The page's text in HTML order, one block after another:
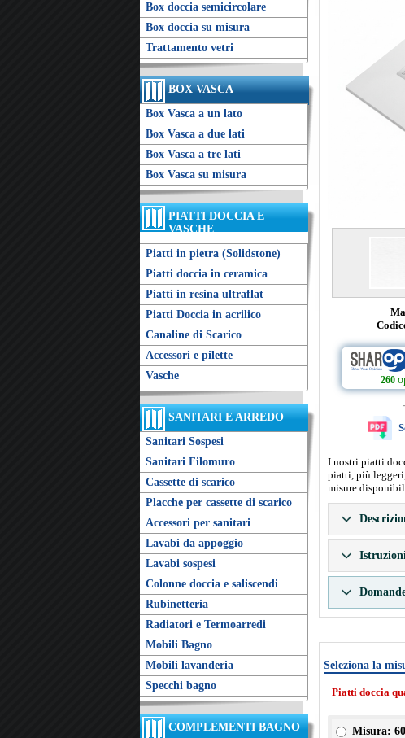
Box doccia semicircolare
Box doccia su misura
Trattamento vetri
BOX VASCA
Box Vasca a un lato
Box Vasca a due lati
Box Vasca a tre lati
Box Vasca su misura
PIATTI DOCCIA E
VASCHE
Piatti in pietra (Solidstone)
Piatti doccia in ceramica
Piatti in resina ultraflat
Piatti Doccia in acrilico
Canaline di Scarico
Accessori e pilette
Vasche
SANITARI E ARREDO
Sanitari Sospesi
Sanitari Filomuro
Cassette di scarico
Placche per cassette di scarico
Accessori per sanitari
Lavabi da appoggio
Lavabi sospesi
Colonne doccia e saliscendi
Rubinetteria
Radiatori e Termoarredi
Mobili Bagno
Mobili lavanderia
Specchi bagno
COMPLEMENTI BAGNO
260
I nostri piatti
piatti, più
misure
Seleziona la
Piatti doccia
Misura: